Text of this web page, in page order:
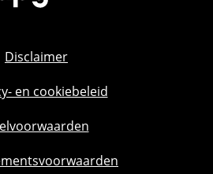
Disclaimer
en cookiebeleid